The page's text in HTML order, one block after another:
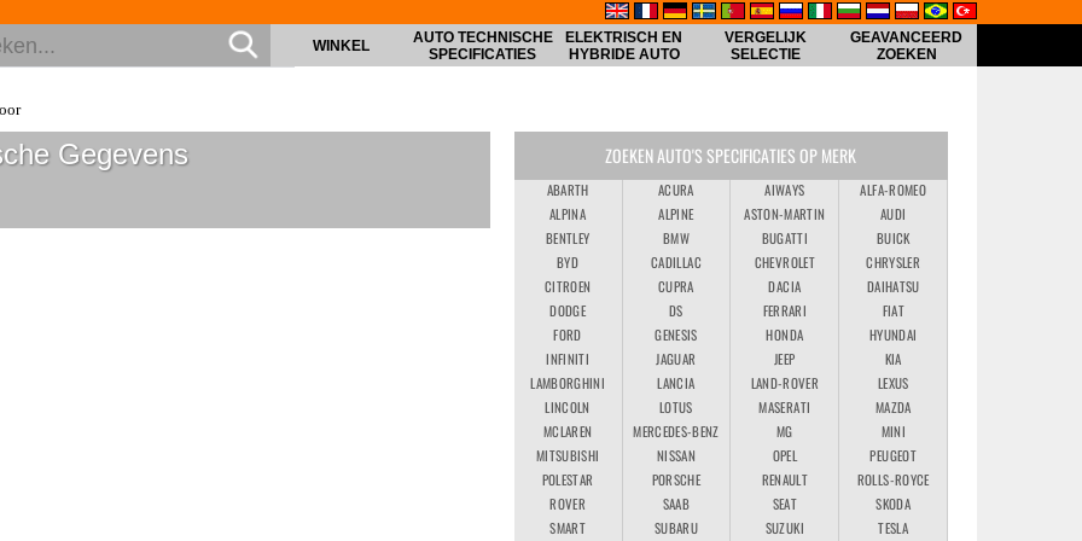
WINKEL
AUTO TECHNISCHE
SPECIFICATIES
ELEKTRISCH EN
HYBRIDE AUTO
VERGELIJK
SELECTIE
GEAVANCEERD
ZOEKEN
Gegevens ZOEKEN AUTO'S SPECIFICATIES OP MERK
ABARTH ACURA AIWAYS
ALFA-ROMEO
ALPINA
ALPINE ASTON-MARTIN
AUDI
BENTLEY
BMW BUGATTI
BUICK
BYD
CADILLAC CHEVROLET
CHRYSLER
CITROEN
CUPRA DACIA
DAIHATSU
DODGE
DS FERRARI
FIAT
FORD
GENESIS HONDA
HYUNDAI
INFINITI
JAGUAR JEEP
KIA
LAMBORGHINI
LANCIA LAND-ROVER
LEXUS
LINCOLN
LOTUS MASERATI
MAZDA
MCLAREN
MERCEDES-BENZ MG
MINI
MITSUBISHI
NISSAN OPEL
PEUGEOT
POLESTAR
PORSCHE RENAULT
ROLLS-ROYCE
ROVER
SAAB SEAT
SKODA
SMART
SUBARU SUZUKI
TESLA